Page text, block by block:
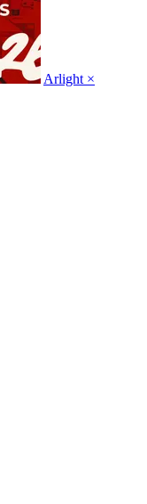
Arlight ×